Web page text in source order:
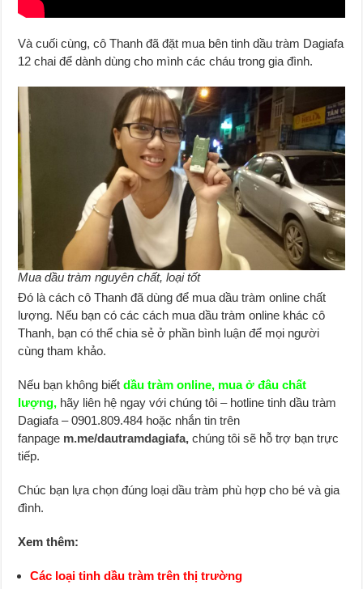
Và cuối cùng, cô Thanh đã đặt mua bên tinh dầu tràm Dagiafa
12 chai để dành dùng cho mình các cháu trong gia đình.
Mua dầu tràm nguyên chất, loại tốt
Đó là cách cô Thanh đã dùng để mua dầu tràm online chất
lượng. Nếu bạn có các cách mua dầu tràm online khác cô
Thanh, bạn có thể chia sẻ ở phần bình luận để mọi người
cùng tham khảo.
Nếu bạn không biếtdầu tràm online, mua ở đâu chất
lượng, hãy liên hệ ngay với chúng tôi – hotline tinh dầu tràm
Dagiafa – 0901.809.484 hoặc nhắn tin trên
fanpage m.me/dautramdagiafa,chúng tôi sẽ hỗ trợ bạn trực
tiếp.
Chúc bạn lựa chọn đúng loại dầu tràm phù hợp cho bé và gia
đình.
Xem thêm:
Các loại tinh dầu tràm trên thị trường